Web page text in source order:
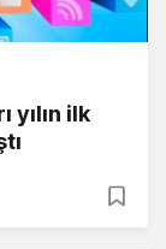
yılın ilk